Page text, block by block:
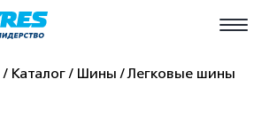
Каталог Шины Легковые шины